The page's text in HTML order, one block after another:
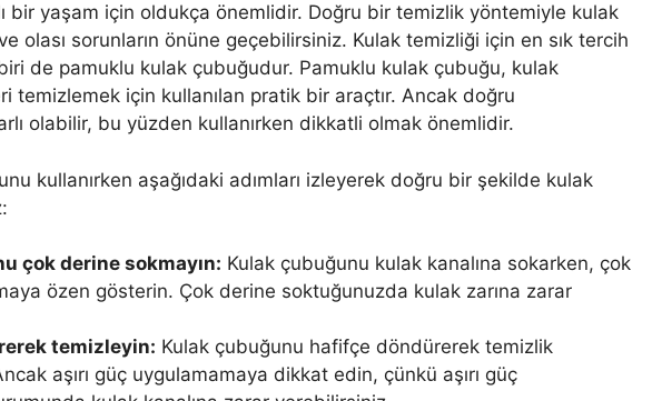
bir yaşam için oldukça önemlidir. Doğru bir temizlik yöntemiyle kulak
ve olası sorunların önüne geçebilirsiniz. Kulak temizliği için en sık tercih
de pamuklu kulak çubuğudur. Pamuklu kulak çubuğu, kulak
temizlemek için kullanılan pratik bir araçtır. Ancak doğru
olabilir, bu yüzden kullanırken dikkatli olmak önemlidir.
kullanırken aşağıdaki adımları izleyerek doğru bir şekilde kulak
çok derine sokmayın: Kulak çubuğunu kulak kanalına sokarken, çok
özen gösterin. Çok derine soktuğunuzda kulak zarına zarar
temizleyin: Kulak çubuğunu hafifçe döndürerek temizlik
aşırı güç uygulamamaya dikkat edin, çünkü aşırı güç